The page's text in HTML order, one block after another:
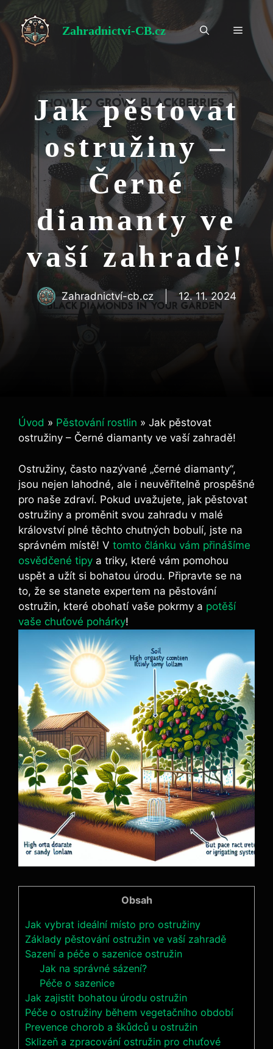
obsah
Zahradnictví-CB.cz Menu
Jak pěstovat
ostružiny –
Černé
diamanty ve
vaší zahradě!
Zahradnictví-cb.cz 12. 11. 2024
Úvod » Pěstování rostlin » Jak pěstovat
ostružiny – Černé diamanty ve vaší zahradě!
Ostružiny, často nazývané „černé diamanty“,
jsou nejen lahodné, ale i neuvěřitelně prospěšné
pro naše zdraví. Pokud uvažujete, jak pěstovat
ostružiny a proměnit svou zahradu v malé
království plné těchto chutných bobulí, jste na
správném místě! V tomto článku vám přinášíme
osvědčené tipy a triky, které vám pomohou
uspět a užít si bohatou úrodu. Připravte se na
to, že se stanete expertem na pěstování
ostružin, které obohatí vaše pokrmy a potěší
vaše chuťové pohárky!
Obsah
Jak vybrat ideální místo pro ostružiny
Základy pěstování ostružin ve vaší zahradě
Sazení a péče o sazenice ostružin
Jak na správné sázení?
Péče o sazenice
Jak zajistit bohatou úrodu ostružin
Péče o ostružiny během vegetačního období
Prevence chorob a škůdců u ostružin
Sklizeň a zpracování ostružin pro chuťové